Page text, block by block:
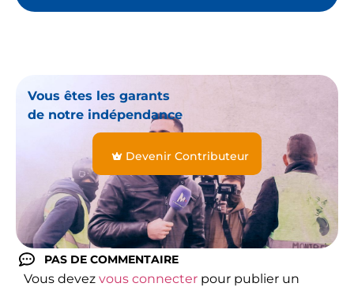
Vous êtes les garants
de notre indépendance
Devenir Contributeur
PAS DE COMMENTAIRE
Vous devez vous connecter pour publier un